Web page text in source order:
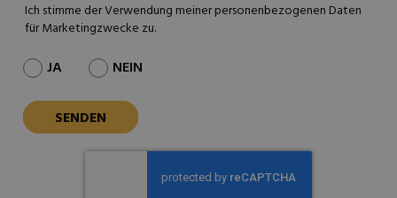
Ich stimme der Verwendung meiner personenbezogenen Daten
für Marketingzwecke zu.
JA NEIN